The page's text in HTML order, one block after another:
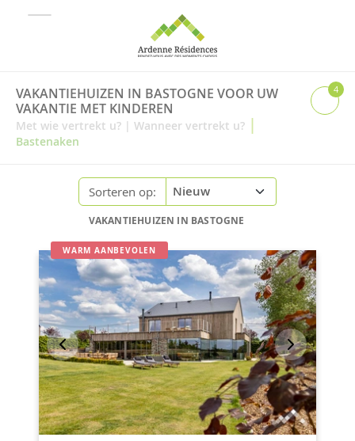
VAKANTIEHUIZEN IN BASTOGNE VOOR UW
VAKANTIE MET KINDEREN
Met wie vertrekt u? | Wanneer vertrekt u? |
Bastenaken
4
Sorteren op:
VAKANTIEHUIZEN IN BASTOGNE